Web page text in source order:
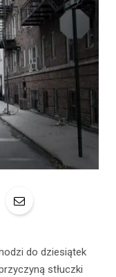
do dziesiątek
stłuczki